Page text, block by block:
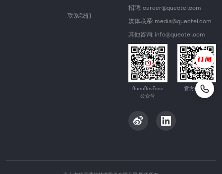
联系我们
招聘: career@quectel.com
媒体联系: media@quectel.com
其他咨询: info@quectel.com
QuecDevZone
公众号
官方公众号